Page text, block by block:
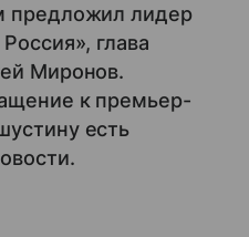
предложил лидер
глава
Миронов.
к премьер-
есть